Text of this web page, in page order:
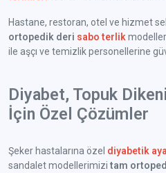
Hastane, restoran, otel ve hizmet
ortopedik deri sabo terlik
ile aşçı ve temizlik personellerine
Diyabet, Topuk
İçin Özel Çözümler
Şeker hastalarına özel diyabetik
sandalet modellerimizi tam